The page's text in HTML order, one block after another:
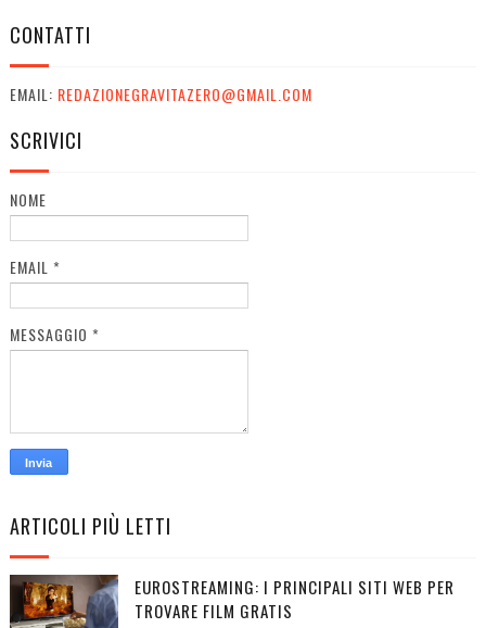
CONTATTI
EMAIL: REDAZIONEGRAVITAZERO@GMAIL.COM
SCRIVICI
NOME
EMAIL *
MESSAGGIO *
ARTICOLI PIÙ LETTI
EUROSTREAMING: I PRINCIPALI SITI WEB PER
TROVARE FILM GRATIS